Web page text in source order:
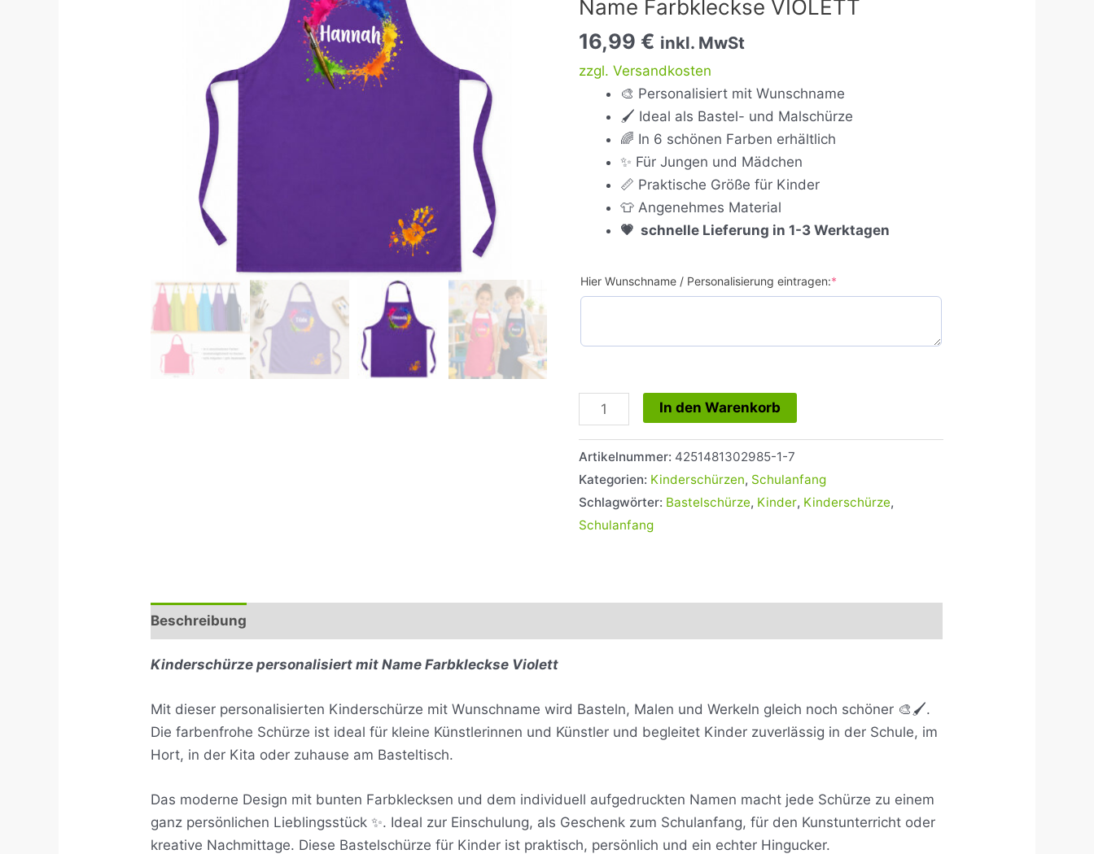
Name Farbkleckse VIOLETT
16,99 € inkl. MwSt
zzgl. Versandkosten
🎨 Personalisiert mit Wunschname
🖌️ Ideal als Bastel- und Malschürze
🌈 In 6 schönen Farben erhältlich
✨ Für Jungen und Mädchen
📏 Praktische Größe für Kinder
👕 Angenehmes Material
💗 schnelle Lieferung in 1-3 Werktagen
Hier Wunschname / Personalisierung eintragen:*
VIOLETT
Menge
In den Warenkorb
Artikelnummer: 4251481302985-1-7
Kategorien: Kinderschürzen, Schulanfang
Schlagwörter: Bastelschürze, Kinder, Kinderschürze,
Schulanfang
Beschreibung
Kinderschürze personalisiert mit Name Farbkleckse Violett
Mit dieser personalisierten Kinderschürze mit Wunschname wird Basteln, Malen und Werkeln gleich noch schöner 🎨🖌️.
Die farbenfrohe Schürze ist ideal für kleine Künstlerinnen und Künstler und begleitet Kinder zuverlässig in der Schule, im
Hort, in der Kita oder zuhause am Basteltisch.
Das moderne Design mit bunten Farbklecksen und dem individuell aufgedruckten Namen macht jede Schürze zu einem
ganz persönlichen Lieblingsstück ✨. Ideal zur Einschulung, als Geschenk zum Schulanfang, für den Kunstunterricht oder
kreative Nachmittage. Diese Bastelschürze für Kinder ist praktisch, persönlich und ein echter Hingucker.